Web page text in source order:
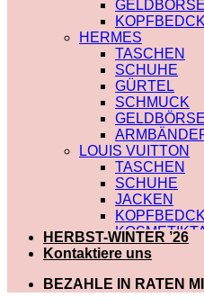
PRADA
SAINT
HERMES
TASCHEN
SCHUHE
GÜRTEL
SCHMUCK
LOUIS VUITTON
TASCHEN
SCHUHE
JACKEN
SCHALS
GÜRTEL
HERBST-WINTER ’26
Kontaktiere uns
BEZAHLE IN RATEN